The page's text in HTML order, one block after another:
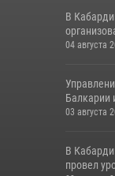
В
04 августа
Балкарии
03 августа
В
провел